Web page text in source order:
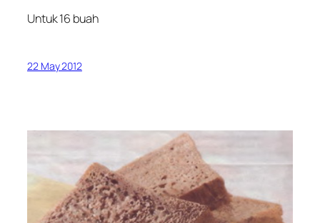
Untuk 16 buah
22 May 2012